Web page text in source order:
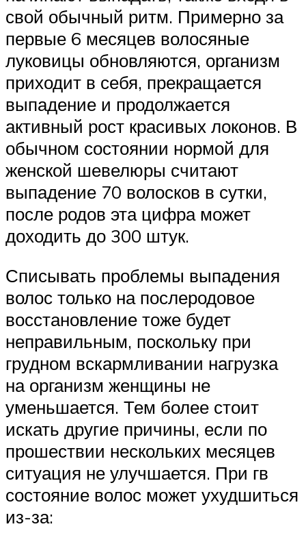
свой обычный ритм. Примерно за
первые 6 месяцев волосяные
луковицы обновляются, организм
приходит в себя, прекращается
выпадение и продолжается
активный рост красивых локонов. В
обычном состоянии нормой для
женской шевелюры считают
выпадение 70 волосков в сутки,
после родов эта цифра может
доходить до 300 штук.
Списывать проблемы выпадения
волос только на послеродовое
восстановление тоже будет
неправильным, поскольку при
грудном вскармливании нагрузка
на организм женщины не
уменьшается. Тем более стоит
искать другие причины, если по
прошествии нескольких месяцев
ситуация не улучшается. При гв
состояние волос может ухудшиться
из-за: